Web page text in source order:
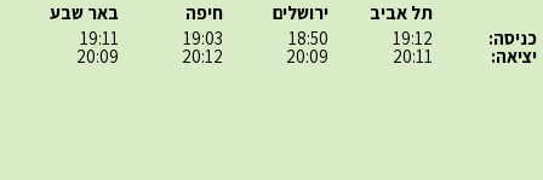
כניסה:
יציאה:
תל אביב
19:12
20:11
ירושלים
18:50
20:09
חיפה
19:03
20:12
באר שבע
19:11
20:09